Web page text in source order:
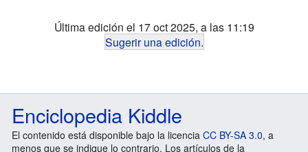
Última edición el 17 oct 2025, a las 11:19
Sugerir una edición.
Enciclopedia Kiddle
El contenido está disponible bajo la licencia CC BY-SA 3.0, a
menos que se indique lo contrario. Los artículos de la